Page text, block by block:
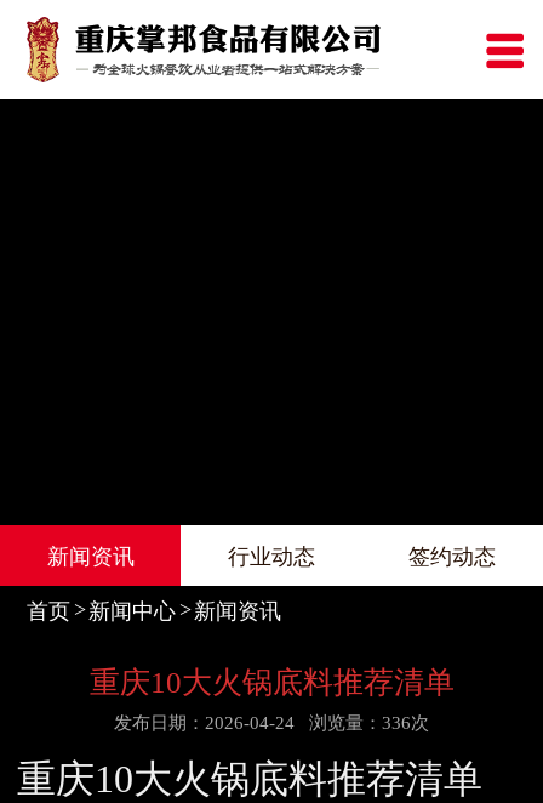
新闻资讯 行业动态 签约动态
首页 新闻中心 新闻资讯
重庆10大火锅底料推荐清单
发布日期：2026-04-24 浏览量：336次
重庆10大火锅底料推荐清单